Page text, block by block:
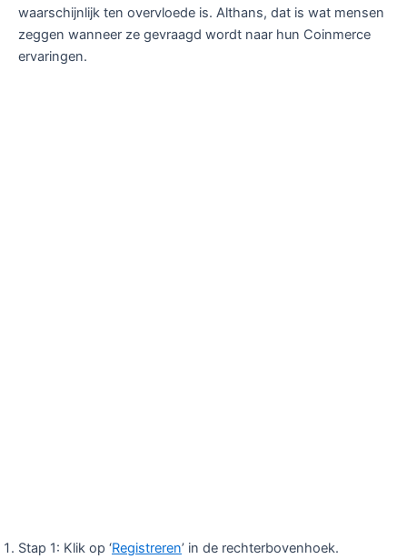
waarschijnlijk ten overvloede is. Althans, dat is wat mensen
zeggen wanneer ze gevraagd wordt naar hun Coinmerce
ervaringen.
Stap 1: Klik op ‘Registreren’ in de rechterbovenhoek.